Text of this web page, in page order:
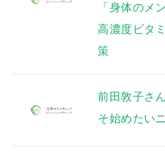
「身体のメ
高濃度ビタ
策
前田敦子さ
そ始めたい